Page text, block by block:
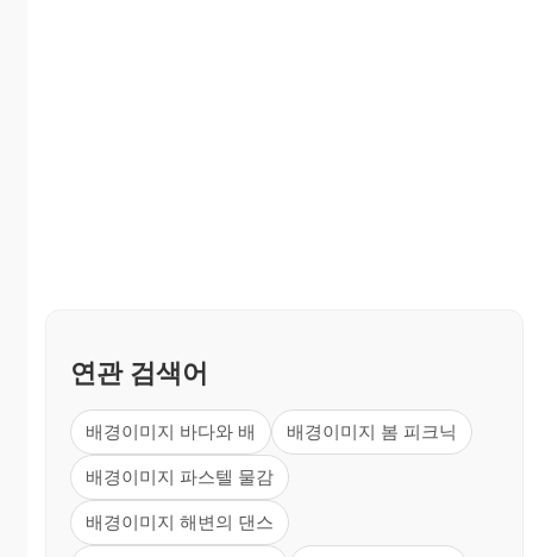
연관 검색어
배경이미지 바다와 배 배경이미지 봄 피크닉
배경이미지 파스텔 물감
배경이미지 해변의 댄스